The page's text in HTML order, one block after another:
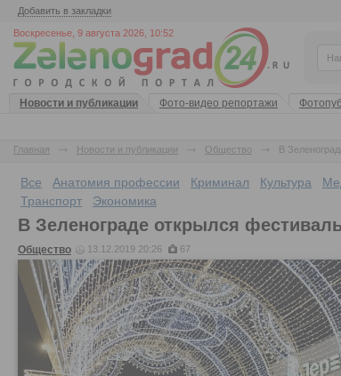
Добавить в закладки
Воскресенье, 9 августа 2026, 10:52
Новости и публикации Фото-видео репортажи
Главная Новости и публикации Общество В
Все Анатомия профессии Криминал Культура
Транспорт
Экономика
В Зеленограде открылся
Общество 13.12.2019 20:26 67